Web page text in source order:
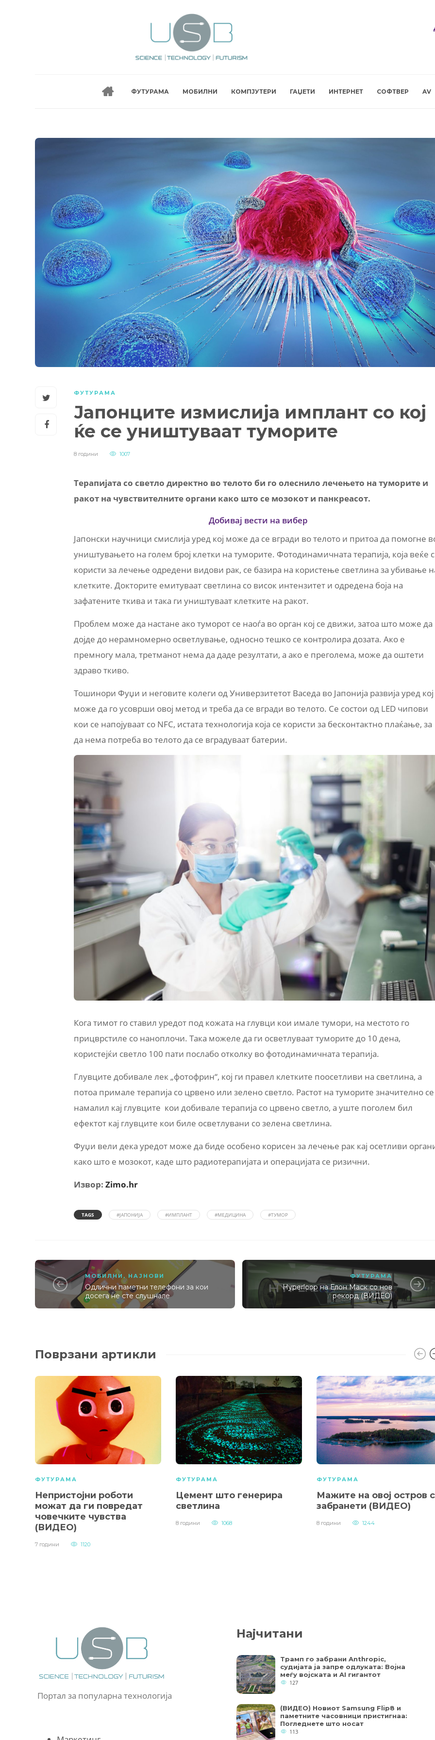
ФУТУРАМА МОБИЛНИ КОМПЈУТЕРИ ГАЏЕТИ ИНТЕРНЕТ СОФТВЕР AV
ФУТУРАМА
Јапонците измислија имплант со кој
ќе се уништуваат туморите
8 години 1007
Терапијата со светло директно во телото би го олеснило лечењето на туморите и
ракот на чувствителните органи како што се мозокот и панкреасот.
Добивај вести на вибер
Јапoнски научници смислија уред кој може да се вгради во телото и притоа да помогне
уништувањето на голем број клетки на туморите. Фотодинамичната терапија, која веќе
користи за лечење одредени видови рак, се базира на користење светлина за убивање
клетките. Докторите емитуваат светлина со висок интензитет и одредена боја на
зафатените ткива и така ги уништуваат клетките на ракот.
Проблем може да настане ако туморот се наоѓа во орган кој се движи, затоа што може да
дојде до нерамномерно осветлување, односно тешко се контролира дозата. Ако е
премногу мала, третманот нема да даде резултати, а ако е преголема, може да оштети
здраво ткиво.
Тошинори Фуџи и неговите колеги од Универзитетот Васеда во Јапонија развија уред кој
може да го усоврши овој метод и треба да се вгради во телото. Се состои од LED чипови
кои се напојуваат со NFC, истата технологија која се користи за бесконтактно плаќање, за
да нема потреба во телото да се вградуваат батерии.
Кога тимот го ставил уредот под кожата на глувци кои имале тумори, на местото го
прицврстиле со наноплочи. Така можеле да ги осветлуваат туморите до 10 дена,
користејќи светло 100 пати послабо отколку во фотодинамичната терапија.
Глувците добивале лек „фотофрин“, кој ги правел клетките поосетливи на светлина, а
потоа примале терапија со црвено или зелено светло. Растот на туморите значително се
намалил кај глувците кои добивале терапија со црвено светло, а уште поголем бил
ефектот кај глувците кои биле осветлувани со зелена светлина.
Фуџи вели дека уредот може да биде особено корисен за лечење рак кај осетливи
како што е мозокот, каде што радиотерапијата и операцијата се ризични.
Извор: Zimo.hr
TAGS #ЈАПОНИЈА #ИМПЛАНТ #МЕДИЦИНА #ТУМОР
МОБИЛНИ , НАЈНОВИ
Oдлични паметни телефони за кои
досега не сте слушнале
ФУТУРАМА
Hyperloop на Елон Маск со нов
рекорд (ВИДЕО)
Поврзани артикли
ФУТУРАМА
Непристојни роботи
можат да ги повредат
човечките чувства
(ВИДЕО)
7 години 1120
ФУТУРАМА
Цемент што генерира
светлина
8 години 1068
ФУТУРАМА
Мажите на овој остров
забранети (ВИДЕО)
8 години 1244
Портал за популарна технологија
Најчитани
Трамп го забрани Anthropic,
судијата ја запре одлуката: Војна
меѓу војската и AI гигантот
127
(ВИДЕО) Новиот Samsung Flip8 и
паметните часовници пристигнаа:
Погледнете што носат
113